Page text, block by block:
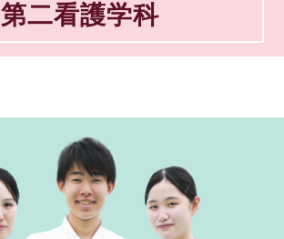
第二看護学科